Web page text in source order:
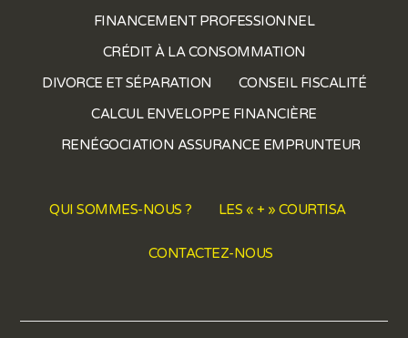
FINANCEMENT PROFESSIONNEL
CRÉDIT À LA CONSOMMATION
DIVORCE ET SÉPARATION
CONSEIL FISCALITÉ
CALCUL ENVELOPPE FINANCIÈRE
RENÉGOCIATION ASSURANCE EMPRUNTEUR
QUI SOMMES-NOUS ? LES « + » COURTISA
CONTACTEZ-NOUS